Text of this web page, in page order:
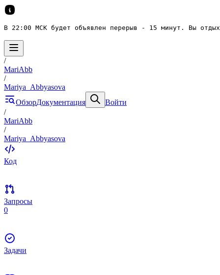
В 22:00 МСК будет объявлен перерыв - 15 минут. Вы
/
MariAbb
/
Mariya_Abbyasova
ОбзорДокументация
Войти
/
MariAbb
/
Mariya_Abbyasova
Код
Запросы
0
Задачи